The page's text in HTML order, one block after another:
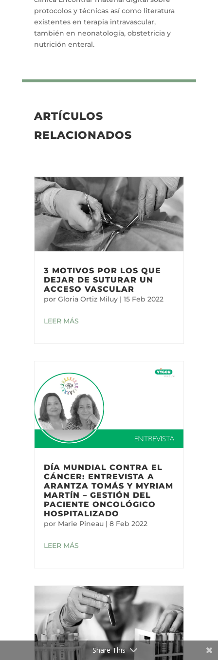
protocolos y técnicas así como literatura
existentes en terapia intravascular,
también en neonatología, obstetricia y
nutrición enteral.
ARTÍCULOS
RELACIONADOS
3 MOTIVOS POR LOS QUE
DEJAR DE SUTURAR UN
ACCESO VASCULAR
por Gloria Ortiz Miluy| 15 Feb 2022
LEER MÁS
DÍA MUNDIAL CONTRA EL
CÁNCER: ENTREVISTA A
ARANTZA TOMÁS Y MYRIAM
MARTÍN – GESTIÓN DEL
PACIENTE ONCOLÓGICO
HOSPITALIZADO
por Marie Pineau| 8 Feb 2022
LEER MÁS
Share This